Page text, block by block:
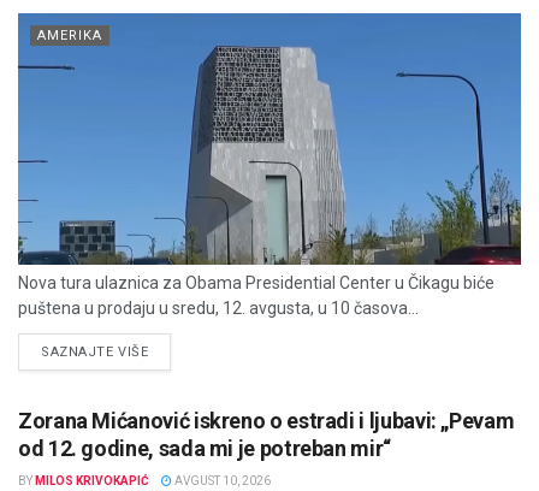
AMERIKA
Nova tura ulaznica za Obama Presidential Center u Čikagu biće
puštena u prodaju u sredu, 12. avgusta, u 10 časova...
SAZNAJTE VIŠEDETAILS
Zorana Mićanović iskreno o estradi i ljubavi: „Pevam
od 12. godine, sada mi je potreban mir“
BY MILOS KRIVOKAPIĆ AVGUST 10, 2026